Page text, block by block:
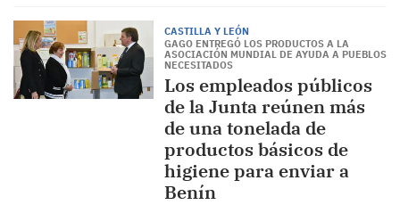
CASTILLA Y LEÓN
GAGO ENTREGÓ LOS PRODUCTOS A LA
ASOCIACIÓN MUNDIAL DE AYUDA A PUEBLOS
NECESITADOS
Los empleados públicos
de la Junta reúnen más
de una tonelada de
productos básicos de
higiene para enviar a
Benín